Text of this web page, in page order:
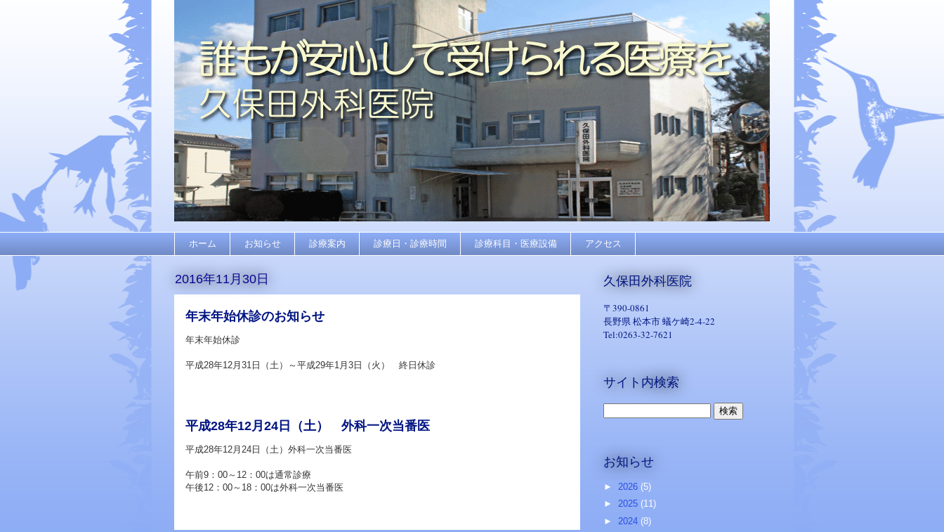
ホーム お知らせ 診療案内 診療日・診療時間 診療科目・医療設備 アクセス
2016年11月30日
年末年始休診のお知らせ
年末年始休診
平成28年12月31日（土）～平成29年1月3日（火） 終日休診
平成28年12月24日（土） 外科一次当番医
平成28年12月24日（土）外科一次当番医
午前9：00～12：00は通常診療
午後12：00～18：00は外科一次当番医
久保田外科医院
〒390-0861
長野県 松本市蟻ケ崎2-4-22
Tel:0263-32-7621
サイト内検索
お知らせ
► 2026 (5)
► 2025 (11)
► 2024 (8)